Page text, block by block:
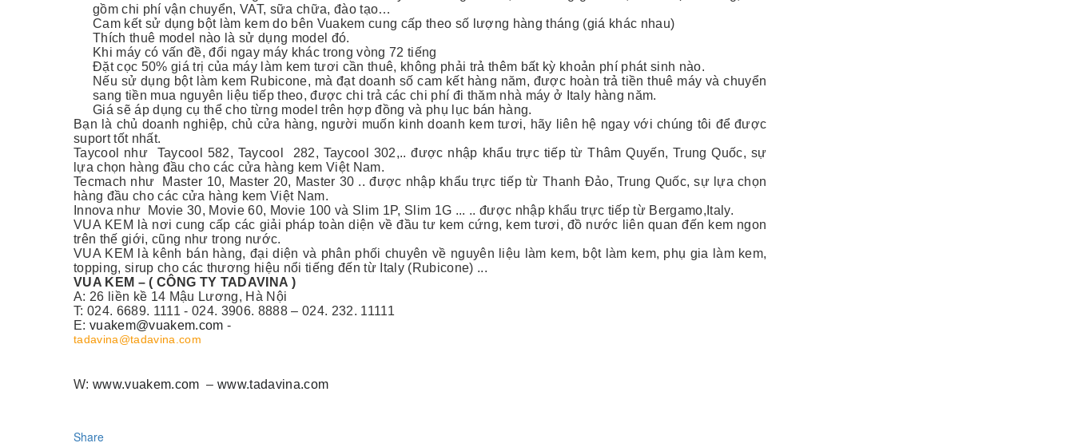
gồm chi phí vận chuyển, VAT, sữa chữa, đào tạo…
Cam kết sử dụng bột làm kem do bên Vuakem cung cấp theo số lượng hàng tháng (giá khác nhau)
Thích thuê model nào là sử dụng model đó.
Khi máy có vấn đề, đổi ngay máy khác trong vòng 72 tiếng
Đặt cọc 50% giá trị của máy làm kem tươi cần thuê, không phải trả thêm bất kỳ khoản phí phát sinh nào.
Nếu sử dụng bột làm kem Rubicone, mà đạt doanh số cam kết hàng năm, được hoàn trả tiền thuê máy và chuyển
sang tiền mua nguyên liệu tiếp theo, được chi trả các chi phí đi thăm nhà máy ở Italy hàng năm.
Giá sẽ áp dụng cụ thể cho từng model trên hợp đồng và phụ lục bán hàng.
Bạn là chủ doanh nghiệp, chủ cửa hàng, người muốn kinh doanh kem tươi, hãy liên hệ ngay với chúng tôi để được
suport tốt nhất.
Taycool như Taycool 582, Taycool 282, Taycool 302,.. được nhập khẩu trực tiếp từ Thâm Quyến, Trung Quốc, sự
lựa chọn hàng đầu cho các cửa hàng kem Việt Nam.
Tecmach như Master 10, Master 20, Master 30 .. được nhập khẩu trực tiếp từ Thanh Đảo, Trung Quốc, sự lựa chọn
hàng đầu cho các cửa hàng kem Việt Nam.
Innova như Movie 30, Movie 60, Movie 100 và Slim 1P, Slim 1G ... .. được nhập khẩu trực tiếp từ Bergamo,Italy.
VUA KEM là nơi cung cấp các giải pháp toàn diện về đầu tư kem cứng, kem tươi, đồ nước liên quan đến kem ngon
trên thế giới, cũng như trong nước.
VUA KEM là kênh bán hàng, đại diện và phân phối chuyên về nguyên liệu làm kem, bột làm kem, phụ gia làm kem,
topping, sirup cho các thương hiệu nổi tiếng đến từ Italy (Rubicone) ...
VUA KEM – ( CÔNG TY TADAVINA )
A: 26 liền kề 14 Mậu Lương, Hà Nội
T: 024. 6689. 1111 - 024. 3906. 8888 – 024. 232. 11111
E: vuakem@vuakem.com -
tadavina@tadavina.com
W: www.vuakem.com –www.tadavina.com
Share